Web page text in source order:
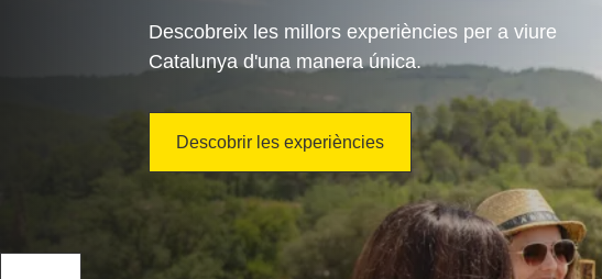
Catalunya?Descobreix les millors experiències per a viure
Catalunya d'una manera única.
Descobrir les experiències